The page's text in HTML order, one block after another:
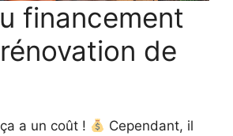
financement
de
a un coût !
Cependant, il